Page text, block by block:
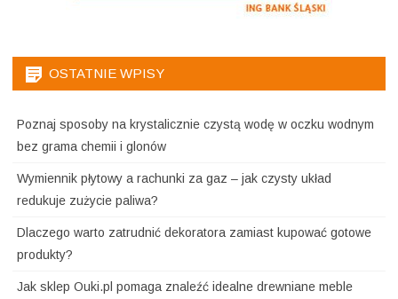
OSTATNIE WPISY
Poznaj sposoby na krystalicznie czystą wodę w oczku wodnym
bez grama chemii i glonów
Wymiennik płytowy a rachunki za gaz – jak czysty układ
redukuje zużycie paliwa?
Dlaczego warto zatrudnić dekoratora zamiast kupować gotowe
produkty?
Jak sklep Ouki.pl pomaga znaleźć idealne drewniane meble